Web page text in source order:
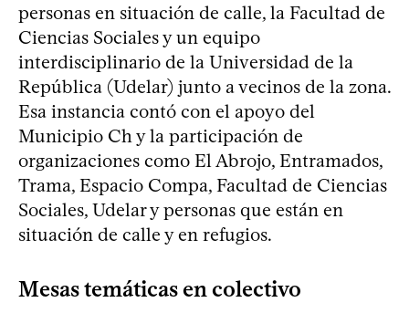
personas en situación de calle, la Facultad de
Ciencias Sociales y un equipo
interdisciplinario de la Universidad de la
República (Udelar) junto a vecinos de la zona.
Esa instancia contó con el apoyo del
Municipio Ch y la participación de
organizaciones como El Abrojo, Entramados,
Trama, Espacio Compa, Facultad de Ciencias
Sociales, Udelar y personas que están en
situación de calle y en refugios.
Mesas temáticas en colectivo